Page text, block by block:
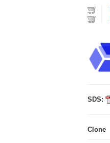
SDS:
Clone